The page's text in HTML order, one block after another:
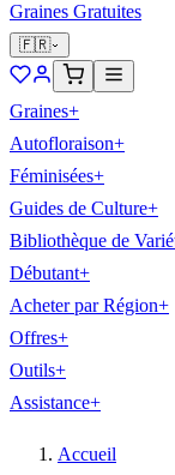
Graines Gratuites
🇫🇷
Graines+
Autofloraison+
Féminisées+
Guides de Culture+
Bibliothèque de
Débutant+
Acheter par Région+
Offres+
Outils+
Assistance+
Accueil